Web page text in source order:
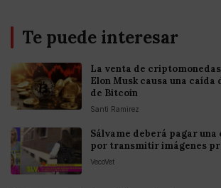
Te puede interesar
La venta de
Elon Musk causa una caída
de Bitcoin
Santi Ramirez
Sálvame deberá pagar
por transmitir imágenes
VecoVet